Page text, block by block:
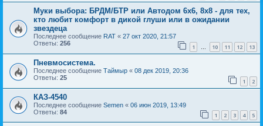
Муки выбора: БРДМ/БТР или Автодом 6х6, 8х8 - для тех,
кто любит комфорт в дикой глуши или в ожидании
звездеца
Последнее сообщение RAT « 27 окт 2020, 21:57
Ответы: 256 1 … 10 11 12 13
Пневмосистема.
Последнее сообщение Таймыр « 08 дек 2019, 20:36
Ответы: 25 1 2
КАЗ-4540
Последнее сообщение Semen « 06 июн 2019, 13:49
Ответы: 84 1 2 3 4 5